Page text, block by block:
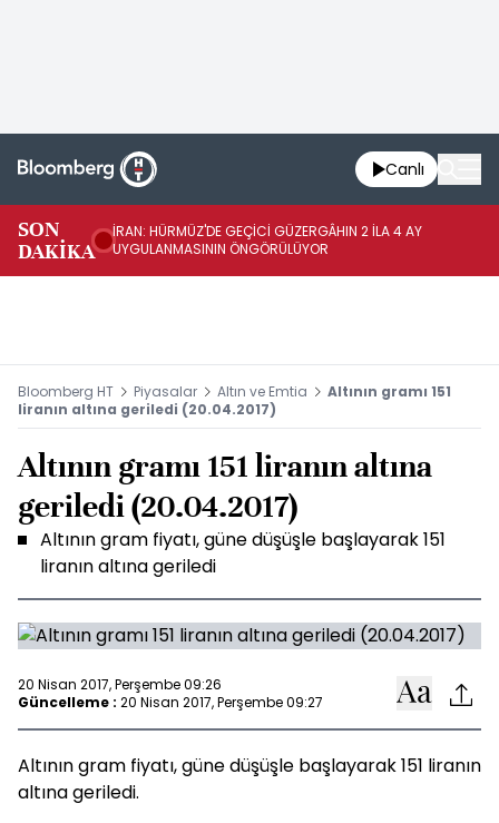
Canlı
SON
DAKİKA
İRAN: HÜRMÜZ'DE GEÇİCİ GÜZERGÂHIN 2 İLA 4 AY
UYGULANMASININ ÖNGÖRÜLÜYOR
Bloomberg HT Piyasalar Altın ve Emtia
Altının gramı 151
liranın altına geriledi (20.04.2017)
Altının gramı 151 liranın altına
geriledi (20.04.2017)
Altının gram fiyatı, güne düşüşle başlayarak 151
liranın altına geriledi
20 Nisan 2017, Perşembe 09:26
Güncelleme : 20 Nisan 2017, Perşembe 09:27
Altının gram fiyatı, güne düşüşle başlayarak 151 liranın
altına geriledi.